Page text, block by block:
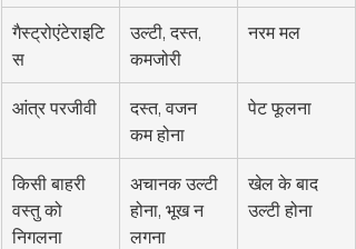
गैस्ट्रोएंटेराइटि
स
उल्टी, दस्त,
कमजोरी
नरम मल
आंत्र परजीवी
दस्त, वजन
कम होना
पेट फूलना
किसी बाहरी
वस्तु को
निगलना
अचानक उल्टी
होना, भूख न
लगना
खेल के बाद
उल्टी होना